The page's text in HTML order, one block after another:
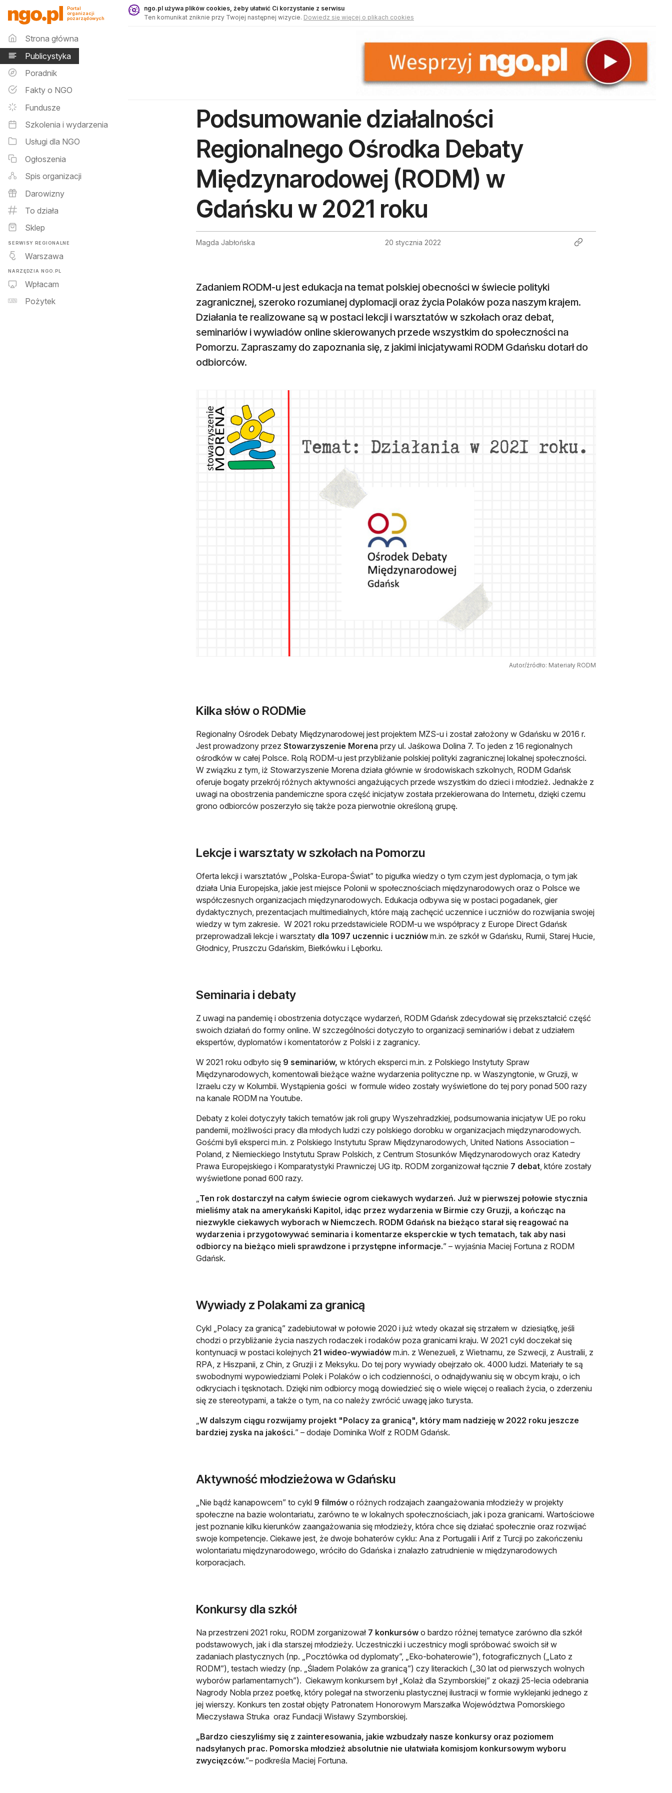
Publicystyka - ngo.pl
Portal
organizacji
pozarządowych
Menu główne
Strona główna
Publicystyka
Poradnik
Fakty o NGO
Fundusze
Szkolenia i wydarzenia
Usługi dla NGO
Ogłoszenia
Spis organizacji
Darowizny
To działa
Sklep
SERWISY REGIONALNE
Warszawa
NARZĘDZIA NGO.PL
Wpłacam
Pożytek
ngo.pl używa plików cookies, żeby ułatwić Ci korzystanie z serwisu
Ten komunikat zniknie przy Twojej następnej wizycie. Dowiedz się więcej o plikach cookies
Podsumowanie działalności
Regionalnego Ośrodka Debaty
Międzynarodowej (RODM) w
Gdańsku w 2021 roku
Magda Jabłońska 20 stycznia 2022
Zadaniem RODM-u jest edukacja na temat polskiej obecności w świecie polityki
zagranicznej, szeroko rozumianej dyplomacji oraz życia Polaków poza naszym krajem.
Działania te realizowane są w postaci lekcji i warsztatów w szkołach oraz debat,
seminariów i wywiadów online skierowanych przede wszystkim do społeczności na
Pomorzu. Zapraszamy do zapoznania się, z jakimi inicjatywami RODM Gdańsku dotarł do
odbiorców.
Autor/źródło: Materiały RODM
Kilka słów o RODMie
Regionalny Ośrodek Debaty Międzynarodowej jest projektem MZS-u i został założony w Gdańsku w 2016 r.
Jest prowadzony przez Stowarzyszenie Morena przy ul. Jaśkowa Dolina 7. To jeden z 16 regionalnych
ośrodków w całej Polsce. Rolą RODM-u jest przybliżanie polskiej polityki zagranicznej lokalnej społeczności.
W związku z tym, iż Stowarzyszenie Morena działa głównie w środowiskach szkolnych, RODM Gdańsk
oferuje bogaty przekrój różnych aktywności angażujących przede wszystkim do dzieci i młodzież. Jednakże z
uwagi na obostrzenia pandemiczne spora część inicjatyw została przekierowana do Internetu, dzięki czemu
grono odbiorców poszerzyło się także poza pierwotnie określoną grupę.
Lekcje i warsztaty w szkołach na Pomorzu
Oferta lekcji i warsztatów „Polska-Europa-Świat” to pigułka wiedzy o tym czym jest dyplomacja, o tym jak
działa Unia Europejska, jakie jest miejsce Polonii w społecznościach międzynarodowych oraz o Polsce we
współczesnych organizacjach międzynarodowych. Edukacja odbywa się w postaci pogadanek, gier
dydaktycznych, prezentacjach multimedialnych, które mają zachęcić uczennice i uczniów do rozwijania swojej
wiedzy w tym zakresie. W 2021 roku przedstawiciele RODM-u we współpracy z Europe Direct Gdańsk
przeprowadzali lekcje i warsztaty dla 1097 uczennic i uczniów m.in. ze szkół w Gdańsku, Rumii, Starej Hucie,
Głodnicy, Pruszczu Gdańskim, Biełkówku i Lęborku.
Seminaria i debaty
Z uwagi na pandemię i obostrzenia dotyczące wydarzeń, RODM Gdańsk zdecydował się przekształcić część
swoich działań do formy online. W szczególności dotyczyło to organizacji seminariów i debat z udziałem
ekspertów, dyplomatów i komentatorów z Polski i z zagranicy.
W 2021 roku odbyło się 9 seminariów, w których eksperci m.in. z Polskiego Instytuty Spraw
Międzynarodowych, komentowali bieżące ważne wydarzenia polityczne np. w Waszyngtonie, w Gruzji, w
Izraelu czy w Kolumbii. Wystąpienia gości w formule wideo zostały wyświetlone do tej pory ponad 500 razy
na kanale RODM na Youtube.
Debaty z kolei dotyczyły takich tematów jak roli grupy Wyszehradzkiej, podsumowania inicjatyw UE po roku
pandemii, możliwości pracy dla młodych ludzi czy polskiego dorobku w organizacjach międzynarodowych.
Gośćmi byli eksperci m.in. z Polskiego Instytutu Spraw Międzynarodowych, United Nations Association –
Poland, z Niemieckiego Instytutu Spraw Polskich, z Centrum Stosunków Międzynarodowych oraz Katedry
Prawa Europejskiego i Komparatystyki Prawniczej UG itp. RODM zorganizował łącznie 7 debat, które zostały
wyświetlone ponad 600 razy.
„Ten rok dostarczył na całym świecie ogrom ciekawych wydarzeń. Już w pierwszej połowie stycznia
mieliśmy atak na amerykański Kapitol, idąc przez wydarzenia w Birmie czy Gruzji, a kończąc na
niezwykle ciekawych wyborach w Niemczech. RODM Gdańsk na bieżąco starał się reagować na
wydarzenia i przygotowywać seminaria i komentarze eksperckie w tych tematach, tak aby nasi
odbiorcy na bieżąco mieli sprawdzone i przystępne informacje.” – wyjaśnia Maciej Fortuna z RODM
Gdańsk.
Wywiady z Polakami za granicą
Cykl „Polacy za granicą” zadebiutował w połowie 2020 i już wtedy okazał się strzałem w dziesiątkę, jeśli
chodzi o przybliżanie życia naszych rodaczek i rodaków poza granicami kraju. W 2021 cykl doczekał się
kontynuacji w postaci kolejnych 21 wideo-wywiadów m.in. z Wenezueli, z Wietnamu, ze Szwecji, z Australii, z
RPA, z Hiszpanii, z Chin, z Gruzji i z Meksyku. Do tej pory wywiady obejrzało ok. 4000 ludzi. Materiały te są
swobodnymi wypowiedziami Polek i Polaków o ich codzienności, o odnajdywaniu się w obcym kraju, o ich
odkryciach i tęsknotach. Dzięki nim odbiorcy mogą dowiedzieć się o wiele więcej o realiach życia, o zderzeniu
się ze stereotypami, a także o tym, na co należy zwrócić uwagę jako turysta.
„W dalszym ciągu rozwijamy projekt "Polacy za granicą", który mam nadzieję w 2022 roku jeszcze
bardziej zyska na jakości.” – dodaje Dominika Wolf z RODM Gdańsk.
Aktywność młodzieżowa w Gdańsku
„Nie bądź kanapowcem” to cykl 9 filmów o różnych rodzajach zaangażowania młodzieży w projekty
społeczne na bazie wolontariatu, zarówno te w lokalnych społecznościach, jak i poza granicami. Wartościowe
jest poznanie kilku kierunków zaangażowania się młodzieży, która chce się działać społecznie oraz rozwijać
swoje kompetencje. Ciekawe jest, że dwoje bohaterów cyklu: Ana z Portugalii i Arif z Turcji po zakończeniu
wolontariatu międzynarodowego, wróciło do Gdańska i znalazło zatrudnienie w międzynarodowych
korporacjach.
Konkursy dla szkół
Na przestrzeni 2021 roku, RODM zorganizował 7 konkursów o bardzo różnej tematyce zarówno dla szkół
podstawowych, jak i dla starszej młodzieży. Uczestniczki i uczestnicy mogli spróbować swoich sił w
zadaniach plastycznych (np. „Pocztówka od dyplomaty”, „Eko-bohaterowie”), fotograficznych („Lato z
RODM”), testach wiedzy (np. „Śladem Polaków za granicą”) czy literackich („30 lat od pierwszych wolnych
wyborów parlamentarnych”). Ciekawym konkursem był „Kolaż dla Szymborskiej” z okazji 25-lecia odebrania
Nagrody Nobla przez poetkę, który polegał na stworzeniu plastycznej ilustracji w formie wyklejanki jednego z
jej wierszy. Konkurs ten został objęty Patronatem Honorowym Marszałka Województwa Pomorskiego
Mieczysława Struka oraz Fundacji Wisławy Szymborskiej.
„Bardzo cieszyliśmy się z zainteresowania, jakie wzbudzały nasze konkursy oraz poziomem
nadsyłanych prac. Pomorska młodzież absolutnie nie ułatwiała komisjom konkursowym wyboru
zwycięzców.”– podkreśla Maciej Fortuna.